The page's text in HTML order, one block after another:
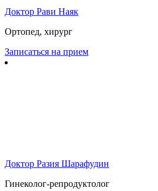
Доктор Рави Наяк
Ортопед, хирург
Записаться на прием
Доктор Разия Шарафудин
Гинеколог-репродуктолог